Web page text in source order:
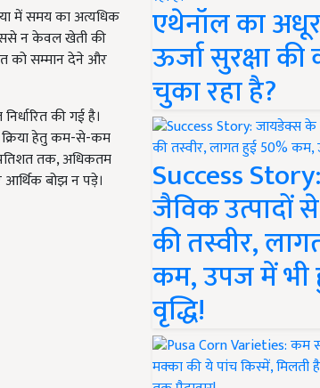
में समय का अत्यधिक
न केवल खेती की
को सम्मान देने और
की गई है।
क्रिया हेतु कम-से-कम
तक, अधिकतम
आर्थिक बोझ न पड़े।
एथेनॉल का
ऊर्जा सुरक्षा
चुका रहा है?
Success
जैविक उत्पादों
की तस्वीर,
कम, उपज में भी
वृद्धि!